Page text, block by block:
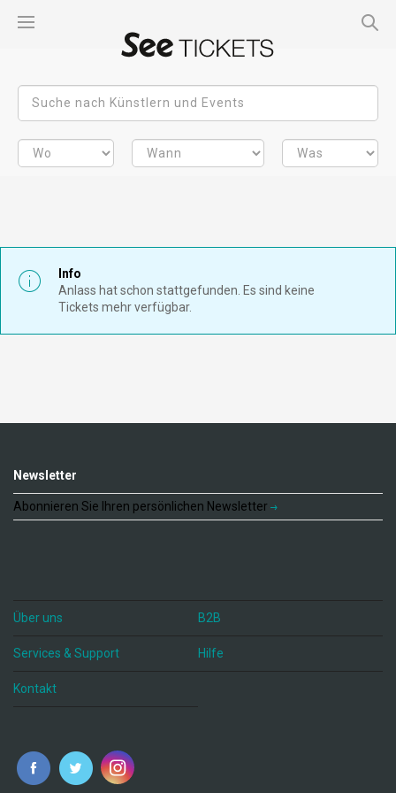
Info
Anlass hat schon stattgefunden. Es sind keine
Tickets mehr verfügbar.
Newsletter
Abonnieren Sie Ihren persönlichen Newsletter
Über uns B2B
Services & Support Hilfe
Kontakt